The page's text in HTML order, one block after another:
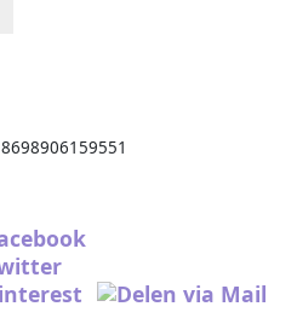
8698906159551